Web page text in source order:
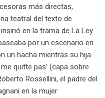
más directas,
teatral del texto de
en la trama de La Ley
por un escenario en
un hacha mientras su hija
quitte pas’ (capa sobre
Rossellini, el padre del
en la mujer